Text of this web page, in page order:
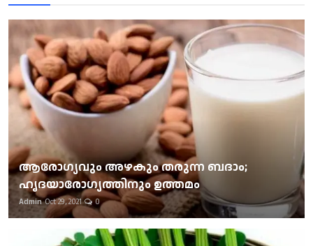
ആരോഗ്യവും അഴകും തരുന്ന ബദാം;
ഹൃദയാരോഗ്യത്തിനും ഉത്തമം
Admin Oct 29, 2021 0